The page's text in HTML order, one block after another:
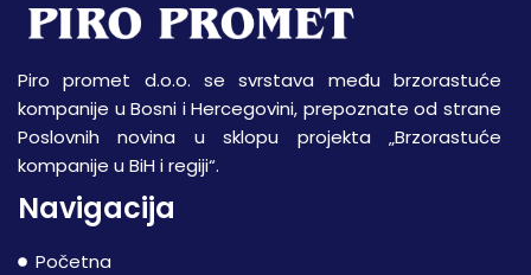
Piro promet d.o.o. se svrstava među brzorastuće
kompanije u Bosni i Hercegovini, prepoznate od strane
Poslovnih novina u sklopu projekta „Brzorastuće
kompanije u BiH i regiji“.
Navigacija
Početna